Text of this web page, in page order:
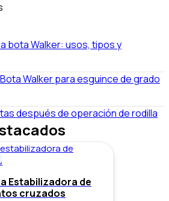
bota Walker: usos, tipos y
Walker para esguince de grado
después de operación de rodilla
Estabilizadora de
cruzados